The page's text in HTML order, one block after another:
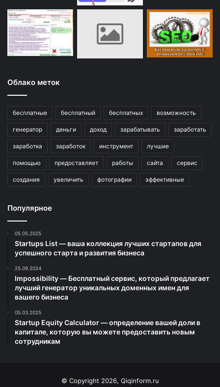
Облако меток
бесплатные бесплатный бесплатных возможность
генератор деньги доход зарабатывать заработать
заработка заработок инструмент лучшие
помощью предоставляет работы сайта сервис
создания увеличить фотографии эффективные
Популярное
05.05.2025
Startups List — ваша коллекция лучших стартапов для
успешного старта и развития бизнеса
25.09.2024
Impossibility — Бесплатный сервис, который предлагает
лучший генератор уникальных доменных имен для
вашего бизнеса
05.03.2025
Startup Equity Calculator — определение вашей доли в
капитале, которую вы можете предоставить новым
сотрудникам
© Copyright 2026, Qiqinform.ru